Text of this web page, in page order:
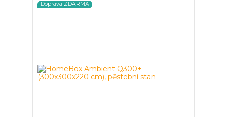
Doprava ZDARMA